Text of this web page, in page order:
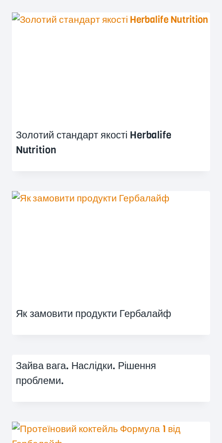
Золотий стандарт якості Herbalife
Nutrition
Як замовити продукти Гербалайф
Зайва вага. Наслідки. Рішення
проблеми.